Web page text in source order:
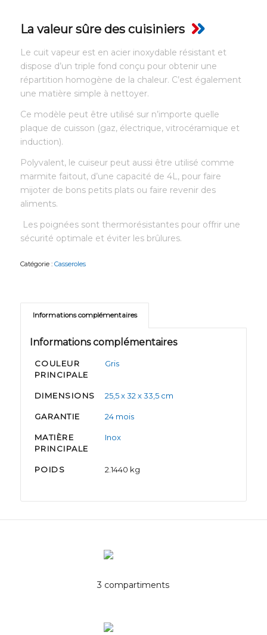
La valeur sûre des cuisiniers
Le cuit vapeur est en acier inoxydable résistant et
dispose d’un triple fond conçu pour obtenir une
répartition homogène de la chaleur. C’est également
une matière simple à nettoyer.
Ce modèle peut être utilisé sur n’importe quelle
plaque de cuisson (gaz, électrique, vitrocéramique et
induction).
Polyvalent, le cuiseur peut aussi être utilisé comme
marmite faitout, d’une capacité de 4L, pour faire
mijoter de bons petits plats ou faire revenir des
aliments.
Les poignées sont thermorésistantes pour offrir une
sécurité optimale et éviter les brûlures.
Catégorie : Casseroles
Informations complémentaires
Informations complémentaires
COULEUR
PRINCIPALE
Gris
DIMENSIONS 25,5 x 32 x 33,5 cm
GARANTIE 24 mois
MATIÈRE
PRINCIPALE
Inox
POIDS 2.1440 kg
3 compartiments